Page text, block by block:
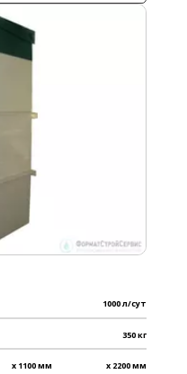
1000 л/сут
350 кг
x 1100 мм x 2200 мм